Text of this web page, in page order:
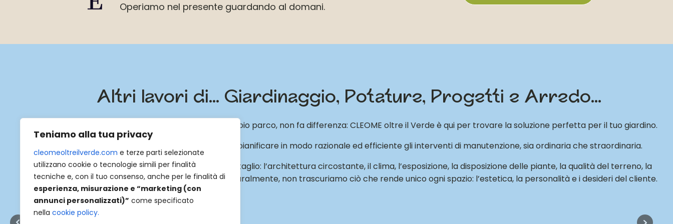
Teniamo alla tua privacy
cleomeoltreilverde.com e terze parti selezionate
utilizzano cookie o tecnologie simili per finalità
tecniche e, con il tuo consenso, anche per le finalità di
esperienza, misurazione e “marketing (con
annunci personalizzati)” come specificato
nella cookie policy.
Operiamo nel presente guardando al domani.
Altri lavori di... Giardinaggio, Potature, Progetti e Arredo...
Che si tratti di un piccolo spazio privato o di un ampio parco, non fa differenza: CLEOME oltre il Verde è qui per trovare la soluzione perfetta per il tuo giardino.
Una progettazione ben fatta è essenziale per pianificare in modo razionale ed efficiente gli interventi di manutenzione, sia ordinaria che straordinaria.
Durante la progettazione, consideriamo ogni dettaglio: l’architettura circostante, il clima, l’esposizione, la disposizione delle piante, la qualità del terreno, la
disponibilità di acqua e i sistemi di irrigazione. E naturalmente, non trascuriamo ciò che rende unico ogni spazio: l’estetica, la personalità e i desideri del cliente.